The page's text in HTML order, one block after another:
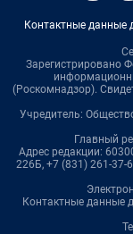
Контактные данные
Зарегистрировано
(Роскомнадзор).
Учредитель:
Главный
Адрес редакции:
226Б, +7 (831) 261-37-
Контактные данные